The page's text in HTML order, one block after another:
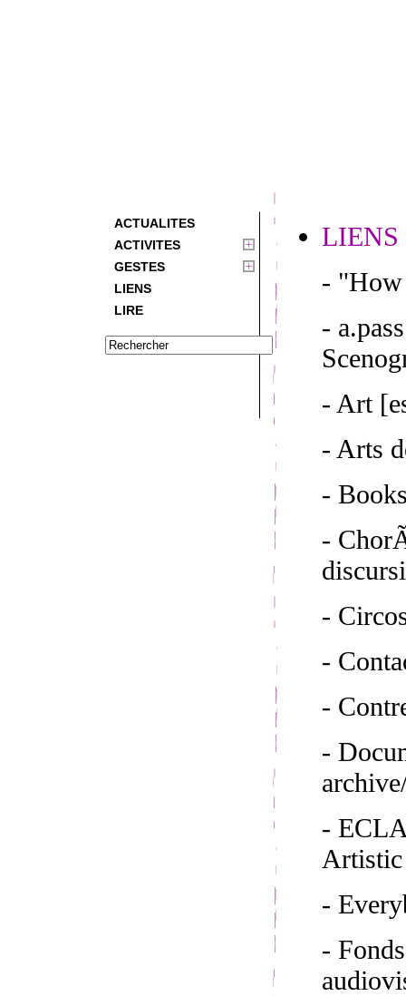
ACTUALITES
ACTIVITES
GESTES
LIENS
LIRE
LIENS
- "How
-
- Art
- Arts
-
-
-
-
-
-
-
Artistic
-
-